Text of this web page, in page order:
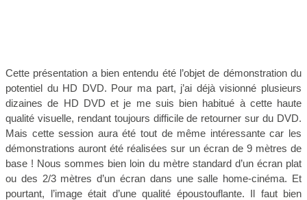
Cette présentation a bien entendu été l’objet de démonstration du
potentiel du HD DVD. Pour ma part, j’ai déjà visionné plusieurs
dizaines de HD DVD et je me suis bien habitué à cette haute
qualité visuelle, rendant toujours difficile de retourner sur du DVD.
Mais cette session aura été tout de même intéressante car les
démonstrations auront été réalisées sur un écran de 9 mètres de
base ! Nous sommes bien loin du mètre standard d’un écran plat
ou des 2/3 mètres d’un écran dans une salle home-cinéma. Et
pourtant, l’image était d’une qualité époustouflante. Il faut bien